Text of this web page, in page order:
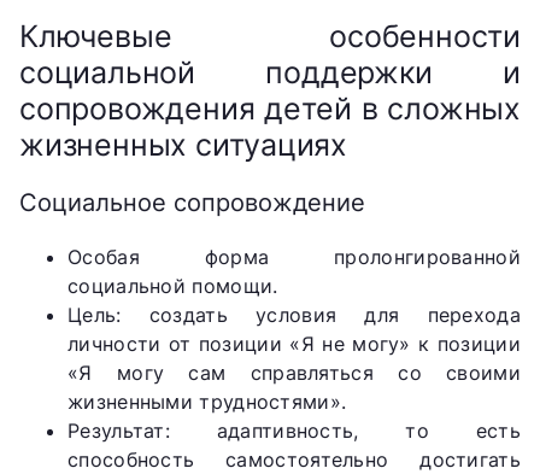
Ключевые особенности
социальной поддержки и
сопровождения детей в сложных
жизненных ситуациях
Социальное сопровождение
Особая форма пролонгированной
социальной помощи.
Цель: создать условия для перехода
личности от позиции «Я не могу» к позиции
«Я могу сам справляться со своими
жизненными трудностями».
Результат: адаптивность, то есть
способность самостоятельно достигать